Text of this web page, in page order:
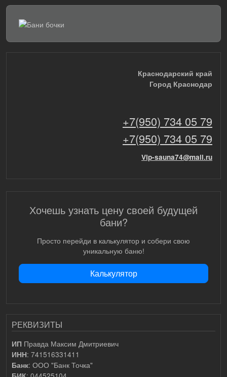
Краснодарский край
Город Краснодар
+7(950) 734 05 79
+7(950) 734 05 79
Vip-sauna74@mail.ru
Хочешь узнать цену своей будущей
бани?
Просто перейди в калькулятор и собери свою
уникальную баню!
Калькулятор
РЕКВИЗИТЫ
ИП Правда Максим Дмитриевич
ИНН: 741516331411
Банк: ООО "Банк Точка"